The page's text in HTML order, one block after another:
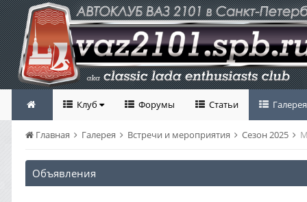
Клуб Форумы Статьи Галерея
Главная Галерея Встречи и мероприятия Сезон 2025
Объявления